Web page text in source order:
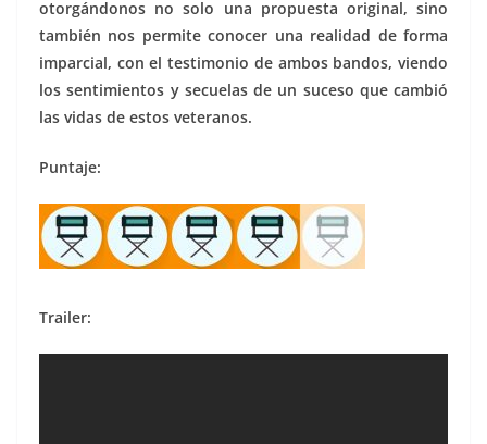
otorgándonos no solo una propuesta original, sino
también nos permite conocer una realidad de forma
imparcial, con el testimonio de ambos bandos, viendo
los sentimientos y secuelas de un suceso que cambió
las vidas de estos veteranos.
Puntaje:
Trailer: